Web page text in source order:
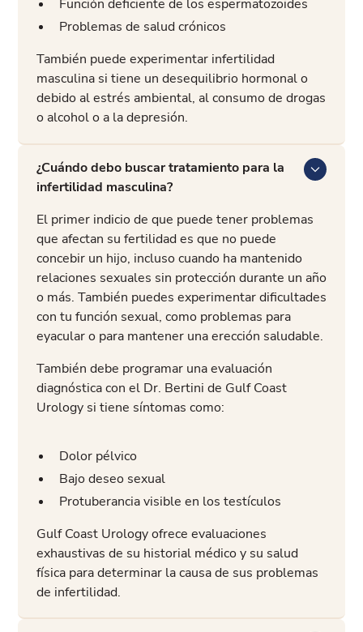
Función deficiente de los espermatozoides
Problemas de salud crónicos
También puede experimentar infertilidad
masculina si tiene un desequilibrio hormonal o
debido al estrés ambiental, al consumo de drogas
o alcohol o a la depresión.
¿Cuándo debo buscar tratamiento para la
infertilidad masculina?
El primer indicio de que puede tener problemas
que afectan su fertilidad es que no puede
concebir un hijo, incluso cuando ha mantenido
relaciones sexuales sin protección durante un año
o más. También puedes experimentar dificultades
con tu función sexual, como problemas para
eyacular o para mantener una erección saludable.
También debe programar una evaluación
diagnóstica con el Dr. Bertini de Gulf Coast
Urology si tiene síntomas como:
Dolor pélvico
Bajo deseo sexual
Protuberancia visible en los testículos
Gulf Coast Urology ofrece evaluaciones
exhaustivas de su historial médico y su salud
física para determinar la causa de sus problemas
de infertilidad.